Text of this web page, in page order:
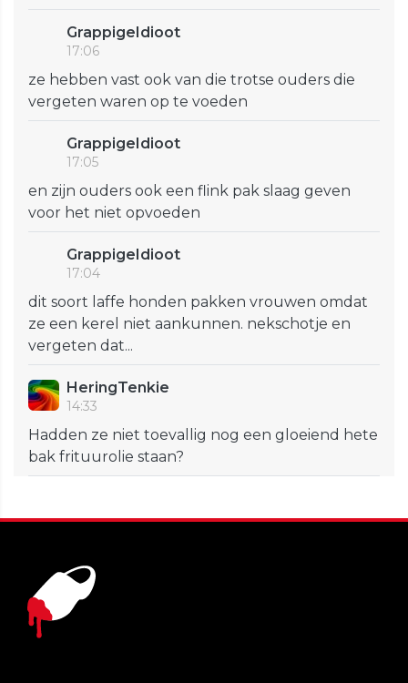
GrappigeIdioot
17:06
ze hebben vast ook van die trotse ouders die
vergeten waren op te voeden
GrappigeIdioot
17:05
en zijn ouders ook een flink pak slaag geven
voor het niet opvoeden
GrappigeIdioot
17:04
dit soort laffe honden pakken vrouwen omdat
ze een kerel niet aankunnen. nekschotje en
vergeten dat...
HeringTenkie
14:33
Hadden ze niet toevallig nog een gloeiend hete
bak frituurolie staan?